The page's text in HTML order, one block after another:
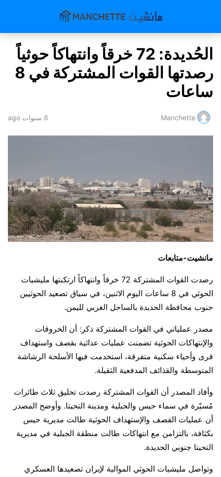
الحُديدة: 72 خرقاً وانتهاكاً حوثياً
رصدتها القوات المشتركة في 8
ساعات
Manchette 6 سنوات ago
مانشيت-متابعات
رصدت القوات المشتركة 72 خرقاً وانتهاكاً ارتكبتها مليشيات
الحوثي في 8 ساعات اليوم الاثنين، في سياق تصعيد الحوثيين
جنوب محافظة الحديدة بالساحل الغربي لليمن.
مصدر عملياتي في القوات المشتركة ذكر: أن الخروقات
والإنتهاكات الحوثية تضمنت عمليات عدائية بقصف واستهداف
قرى وأحياء سكنية متفرقة، استخدمت فيها الأسلحة الرشاشة
المتوسطة والقذائف المدفعية الثقيلة.
وأفاد المصدر أن القوات المشتركة رصدت تحليق ثلاث طائرات
مُسيّرة في سماء حيس والجبلية ومدينة التحيتا. وأوضح المصدر
أن عمليات القصف والإستهداف الحوثية طالت مديرية حيس
بكثافة، بالتزامن مع انتهاكات طالت منطقة الجبلية في مديرية
التحيتا جنوبي الحديدة.
وتواصل مليشيات الحوثي الموالية لإيران تصعيدها العسكري